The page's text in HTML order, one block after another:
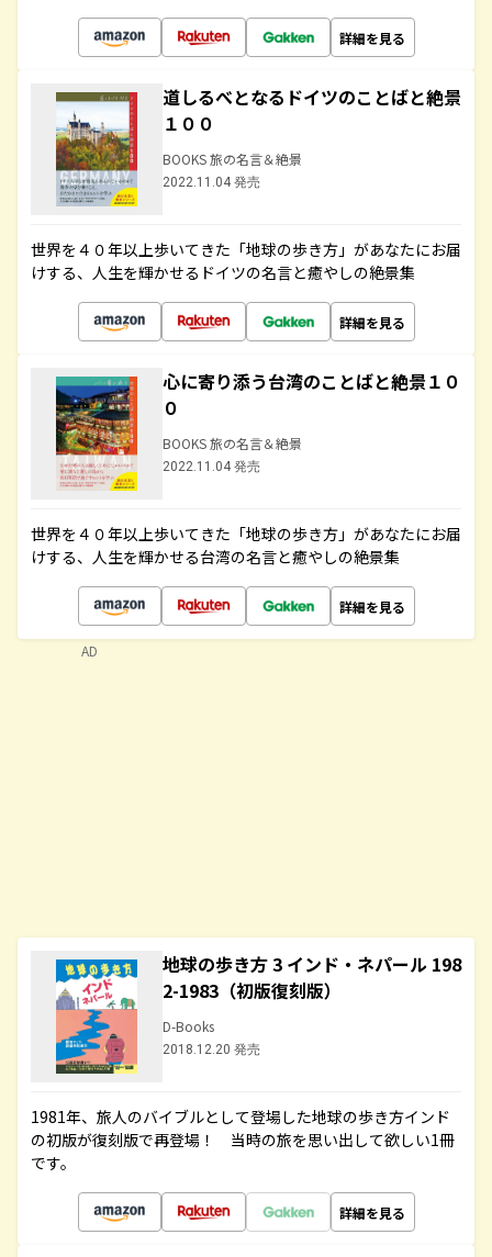
詳細を見る
道しるべとなるドイツのことばと絶景
１００
BOOKS 旅の名言＆絶景
2022.11.04 発売
世界を４０年以上歩いてきた「地球の歩き方」があなたにお届
けする、人生を輝かせるドイツの名言と癒やしの絶景集
詳細を見る
心に寄り添う台湾のことばと絶景１０
０
BOOKS 旅の名言＆絶景
2022.11.04 発売
世界を４０年以上歩いてきた「地球の歩き方」があなたにお届
けする、人生を輝かせる台湾の名言と癒やしの絶景集
詳細を見る
地球の歩き方 3 インド・ネパール 198
2-1983（初版復刻版）
D-Books
2018.12.20 発売
1981年、旅人のバイブルとして登場した地球の歩き方インド
の初版が復刻版で再登場！ 当時の旅を思い出して欲しい1冊
です。
詳細を見る
AD